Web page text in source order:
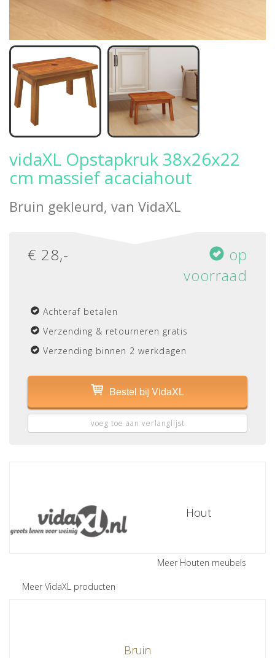
vidaXL Opstapkruk 38x26x22
cm massief acaciahout
Bruin gekleurd, van VidaXL
€ 28,-
op
voorraad
Achteraf betalen
Verzending & retourneren gratis
Verzending binnen 2 werkdagen
Bestel bij VidaXL
voeg toe aan verlanglijst
Meer VidaXL producten
Hout
Meer Houten meubels
Bruin